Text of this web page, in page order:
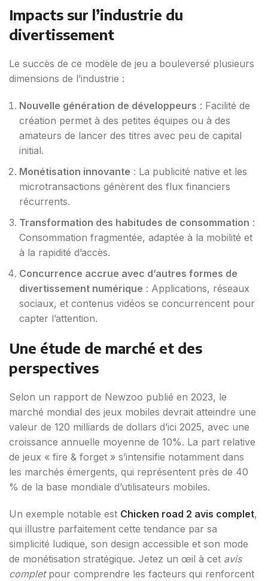
Impacts sur l’industrie du
divertissement
Le succès de ce modèle de jeu a bouleversé plusieurs
dimensions de l’industrie :
Nouvelle génération de développeurs : Facilité de
création permet à des petites équipes ou à des
amateurs de lancer des titres avec peu de capital
initial.
Monétisation innovante : La publicité native et les
microtransactions génèrent des flux financiers
récurrents.
Transformation des habitudes de consommation :
Consommation fragmentée, adaptée à la mobilité et
à la rapidité d’accès.
Concurrence accrue avec d’autres formes de
divertissement numérique : Applications, réseaux
sociaux, et contenus vidéos se concurrencent pour
capter l’attention.
Une étude de marché et des
perspectives
Selon un rapport de Newzoo publié en 2023, le
marché mondial des jeux mobiles devrait atteindre une
valeur de 120 milliards de dollars d’ici 2025, avec une
croissance annuelle moyenne de 10%. La part relative
de jeux « fire & forget » s’intensifie notamment dans
les marchés émergents, qui représentent près de 40
% de la base mondiale d’utilisateurs mobiles.
Un exemple notable est Chicken road 2 avis complet,
qui illustre parfaitement cette tendance par sa
simplicité ludique, son design accessible et son mode
de monétisation stratégique. Jetez un œil à cet avis
completpour comprendre les facteurs qui renforcent